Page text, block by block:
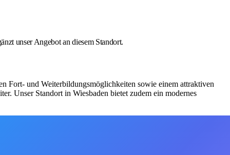
unser Angebot an diesem Standort.
Fort- und Weiterbildungsmöglichkeiten sowie einem attraktiven
Unser Standort in Wiesbaden bietet zudem ein modernes